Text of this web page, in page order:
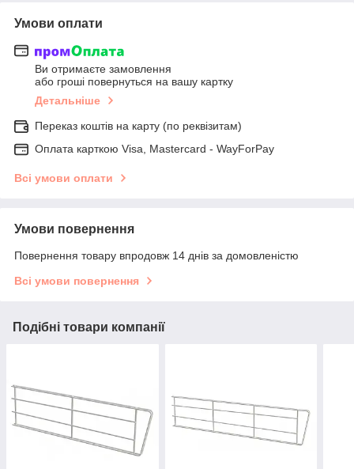
Умови оплати
Ви отримаєте замовлення
або гроші повернуться на вашу картку
Детальніше
Переказ коштів на карту (по реквізитам)
Оплата карткою Visa, Mastercard - WayForPay
Всі умови оплати
Умови повернення
Повернення товару впродовж 14 днів за домовленістю
Всі умови повернення
Подібні товари компанії